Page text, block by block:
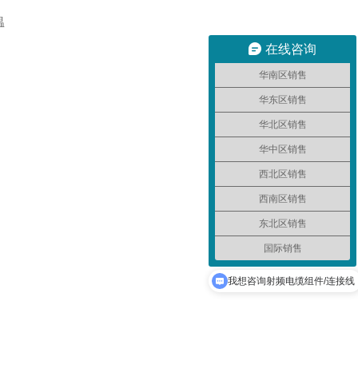
在线咨询
华南区销售
华东区销售
华北区销售
华中区销售
西北区销售
西南区销售
东北区销售
国际销售
我想咨询射频连接器